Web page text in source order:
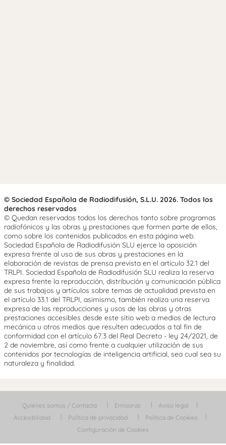
© Sociedad Española de Radiodifusión, S.L.U. 2026. Todos los
derechos reservados
© Quedan reservados todos los derechos tanto sobre programas
radiofónicos y las obras y prestaciones que formen parte de ellos,
como sobre los contenidos publicados en esta página web.
Sociedad Española de Radiodifusión SLU ejerce la oposición
expresa frente al uso de sus obras y prestaciones en la
elaboración de revistas de prensa prevista en el artículo 32.1 del
TRLPI. Sociedad Española de Radiodifusión SLU realiza la reserva
expresa frente la reproducción, distribución y comunicación pública
de sus trabajos y artículos sobre temas de actualidad prevista en
el artículo 33.1 del TRLPI, asimismo, también realiza una reserva
expresa de las reproducciones y usos de las obras y otras
prestaciones accesibles desde este sitio web a medios de lectura
mecánica u otros medios que resulten adecuados a tal fin de
conformidad con el artículo 67.3 del Real Decreto - ley 24/2021, de
2 de noviembre, así como frente a cualquier utilización de sus
contenidos por tecnologías de inteligencia artificial, sea cual sea su
naturaleza y finalidad.
Quiénes somos / Contacta Emisoras
Aviso legal
Accesibilidad
Política de privacidad
Política de Cookies
Configuración de Cookies